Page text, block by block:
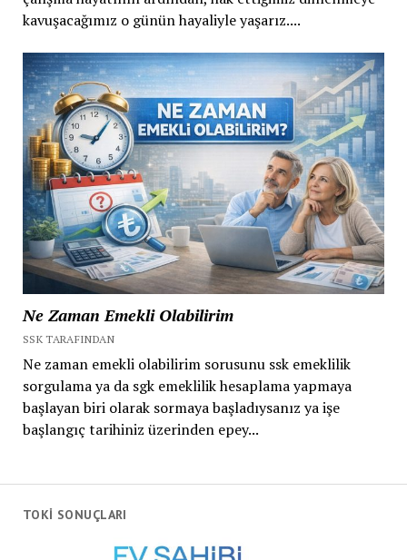
kavuşacağımız o günün hayaliyle yaşarız....
Ne Zaman Emekli Olabilirim
SSK TARAFINDAN
Ne zaman emekli olabilirim sorusunu ssk emeklilik
sorgulama ya da sgk emeklilik hesaplama yapmaya
başlayan biri olarak sormaya başladıysanız ya işe
başlangıç tarihiniz üzerinden epey...
TOKİ SONUÇLARI